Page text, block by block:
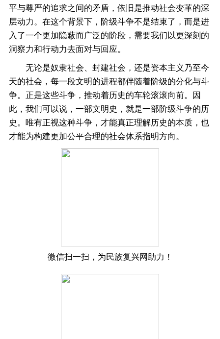
平与尊严的追求之间的矛盾，依旧是推动社会变革的深
层动力。在这个背景下，阶级斗争不是结束了，而是进
入了一个更加隐蔽而广泛的阶段，需要我们以更深刻的
洞察力和行动力去面对与回应。
无论是奴隶社会、封建社会，还是资本主义乃至今
天的社会，每一段文明的进程都伴随着阶级的分化与斗
争。正是这些斗争，推动着历史的车轮滚滚向前。因
此，我们可以说，一部文明史，就是一部阶级斗争的历
史。唯有正视这种斗争，才能真正理解历史的本质，也
才能为构建更加公平合理的社会体系指明方向。
微信扫一扫，为民族复兴网助力！